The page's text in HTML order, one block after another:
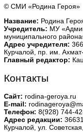
© СМИ «Родина Героя»
Название: Родина
Учредитель: МУ
муниципального
Адрес учредителя:
Курчалой, пр. им.
Главный редактор:
Контакты
Сайт: rodina-geroya.ru
E-mail:
Телефон: 8(928) 744-
Адрес редакции:
Курчалой, ул.